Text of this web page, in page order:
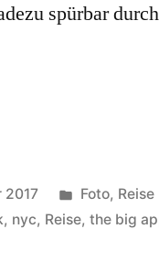
spürbar
2017
unter
Foto, Reise
, nyc, Reise,the big